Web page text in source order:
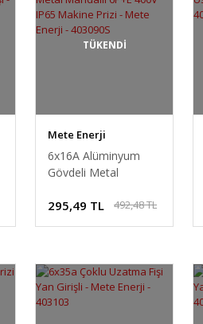
TÜKENDİ
Mete Enerji
6x16A Alüminyum
Gövdeli Metal
IP65 Makine Prizi -
295,49 TL 492,48 TL